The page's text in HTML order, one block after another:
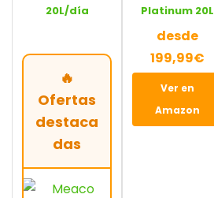
20L/día
🔥
Ofertas
destaca
das
Platinum 20L
desde
199,99€
Ver en
Amazon